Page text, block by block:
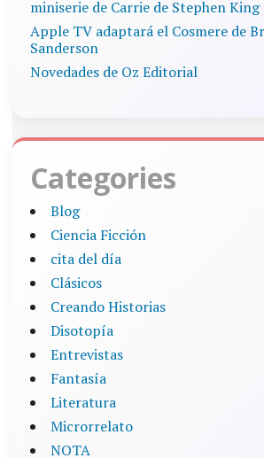
miniserie de Carrie de Stephen King
Apple TV adaptará el Cosmere de
Sanderson
Novedades de Oz Editorial
Categories
Blog
Ciencia Ficción
cita del día
Clásicos
Creando Historias
Disotopía
Entrevistas
Fantasía
Literatura
Microrrelato
NOTA